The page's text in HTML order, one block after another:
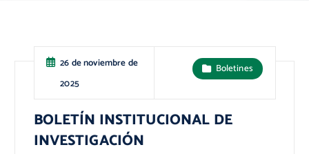
26 de noviembre de
2025
Boletines
BOLETÍN INSTITUCIONAL DE
INVESTIGACIÓN